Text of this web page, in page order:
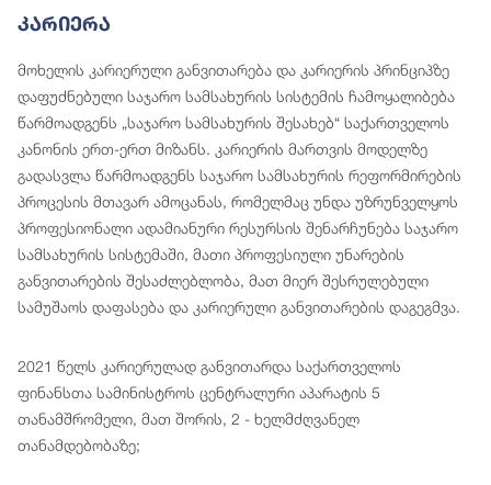
Კარიერა
მოხელის კარიერული განვითარება და კარიერის პრინციპზე
დაფუძნებული საჯარო სამსახურის სისტემის ჩამოყალიბება
წარმოადგენს „საჯარო სამსახურის შესახებ“ საქართველოს
კანონის ერთ-ერთ მიზანს. კარიერის მართვის მოდელზე
გადასვლა წარმოადგენს საჯარო სამსახურის რეფორმირების
პროცესის მთავარ ამოცანას, რომელმაც უნდა უზრუნველყოს
პროფესიონალი ადამიანური რესურსის შენარჩუნება საჯარო
სამსახურის სისტემაში, მათი პროფესიული უნარების
განვითარების შესაძლებლობა, მათ მიერ შესრულებული
სამუშაოს დაფასება და კარიერული განვითარების დაგეგმვა.
2021 წელს კარიერულად განვითარდა საქართველოს
ფინანსთა სამინისტროს ცენტრალური აპარატის 5
თანამშრომელი, მათ შორის, 2 - ხელმძღვანელ
თანამდებობაზე;